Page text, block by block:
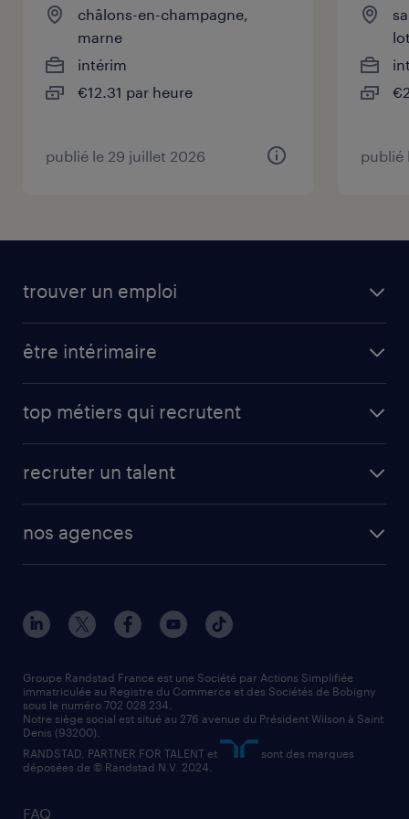
châlons-en-champagne,
marne
intérim
€12.31 par heure
publié le 29 juillet 2026 publié
trouver un emploi
être intérimaire
top métiers qui recrutent
recruter un talent
nos agences
FAQ
Groupe Randstad France est une Société par Actions Simplifiée
immatriculée au Registre du Commerce et des Sociétés de Bobigny
sous le numéro 702 028 234.
Notre siège social est situé au 276 avenue du Président Wilson à Saint
Denis (93200).
RANDSTAD, PARTNER FOR TALENT et
sont des marques
déposées de © Randstad N.V. 2024.